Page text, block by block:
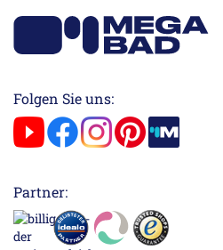
Folgen Sie uns:
Partner: